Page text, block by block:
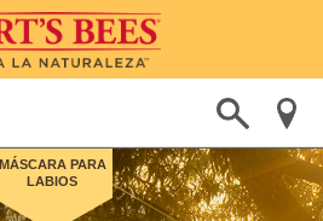
MÁSCARA PARA
LABIOS